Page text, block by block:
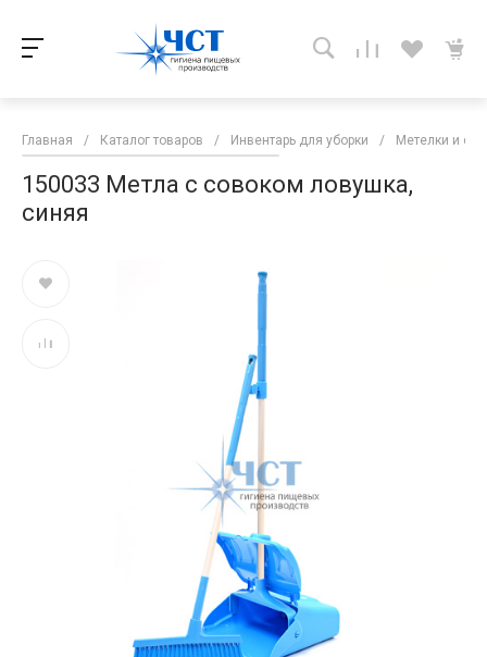
Главная / Каталог товаров / Инвентарь для уборки / Метелки и
150033 Метла с совоком ловушка,
синяя